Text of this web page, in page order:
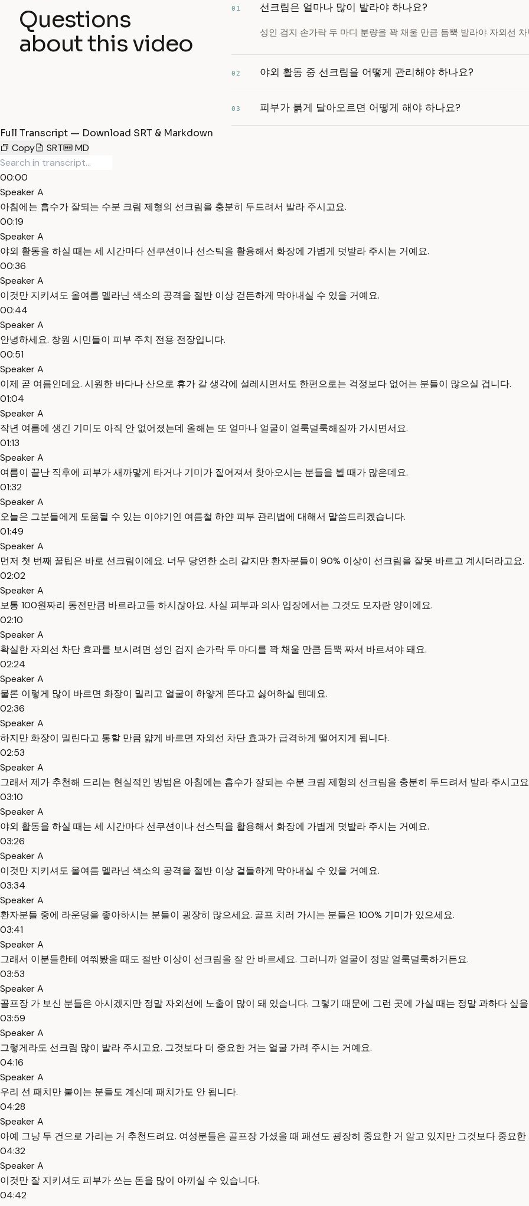
Questions
about this video
01 선크림은 얼마나 많이 발라야 하나요?
성인 검지 손가락 두 마디 분량을 꽉 채울 만큼 듬뿍 발라야 자외선
02 야외 활동 중 선크림을 어떻게 관리해야 하나요?
03 피부가 붉게 달아오르면 어떻게 해야 하나요?
Full Transcript — Download SRT & Markdown
Copy
SRT MD
00:00
Speaker A
아침에는 흡수가 잘되는 수분 크림 제형의 선크림을 충분히 두드려서 발라 주시고요.
00:19
Speaker A
야외 활동을 하실 때는 세 시간마다 선쿠션이나 선스틱을 활용해서 화장에 가볍게 덧발라 주시는 거예요.
00:36
Speaker A
이것만 지키셔도 올여름 멜라닌 색소의 공격을 절반 이상 걷든하게 막아내실 수 있을 거예요.
00:44
Speaker A
안녕하세요. 창원 시민들이 피부 주치 전용 전장입니다.
00:51
Speaker A
이제 곧 여름인데요. 시원한 바다나 산으로 휴가 갈 생각에 설레시면서도 한편으로는 걱정보다 없어는 분들이 많으실 겁니다.
01:04
Speaker A
작년 여름에 생긴 기미도 아직 안 없어졌는데 올해는 또 얼마나 얼굴이 얼룩덜룩해질까 가시면서요.
01:13
Speaker A
여름이 끝난 직후에 피부가 새까맣게 타거나 기미가 짙어져서 찾아오시는 분들을 뵐 때가 많은데요.
01:32
Speaker A
오늘은 그분들에게 도움될 수 있는 이야기인 여름철 하얀 피부 관리법에 대해서 말씀드리겠습니다.
01:49
Speaker A
먼저 첫 번째 꿀팁은 바로 선크림이에요. 너무 당연한 소리 같지만 환자분들이 90% 이상이 선크림을 잘못 바르고 계시더라고요.
02:02
Speaker A
보통 100원짜리 동전만큼 바르라고들 하시잖아요. 사실 피부과 의사 입장에서는 그것도 모자란 양이에요.
02:10
Speaker A
확실한 자외선 차단 효과를 보시려면 성인 검지 손가락 두 마디를 꽉 채울 만큼 듬뿍 짜서 바르셔야 돼요.
02:24
Speaker A
물론 이렇게 많이 바르면 화장이 밀리고 얼굴이 하얗게 뜬다고 싫어하실 텐데요.
02:36
Speaker A
하지만 화장이 밀린다고 통할 만큼 얇게 바르면 자외선 차단 효과가 급격하게 떨어지게 됩니다.
02:53
Speaker A
그래서 제가 추천해 드리는 현실적인 방법은 아침에는 흡수가 잘되는 수분 크림 제형의 선크림을 충분히 두드려서 발라 주시고
03:10
Speaker A
야외 활동을 하실 때는 세 시간마다 선쿠션이나 선스틱을 활용해서 화장에 가볍게 덧발라 주시는 거예요.
03:26
Speaker A
이것만 지키셔도 올여름 멜라닌 색소의 공격을 절반 이상 겉들하게 막아내실 수 있을 거예요.
03:34
Speaker A
환자분들 중에 라운딩을 좋아하시는 분들이 굉장히 많으세요. 골프 치러 가시는 분들은 100% 기미가 있으세요.
03:41
Speaker A
그래서 이분들한테 여쭤봤을 때도 절반 이상이 선크림을 잘 안 바르세요. 그러니까 얼굴이 정말 얼룩덜룩하거든요.
03:53
Speaker A
골프장 가 보신 분들은 아시겠지만 정말 자외선에 노출이 많이 돼 있습니다. 그렇기 때문에 그런 곳에 가실 때는 정말 과하다 싶
03:59
Speaker A
그렇게라도 선크림 많이 발라 주시고요. 그것보다 더 중요한 거는 얼굴 가려 주시는 거예요.
04:16
Speaker A
우리 선 패치만 붙이는 분들도 계신데 패치가도 안 됩니다.
04:28
Speaker A
아예 그냥 두 건으로 가리는 거 추천드려요. 여성분들은 골프장 가셨을 때 패션도 굉장히 중요한 거 알고 있지만 그것보다 중요한
04:32
Speaker A
이것만 잘 지키셔도 피부가 쓰는 돈을 많이 아끼실 수 있습니다.
04:42